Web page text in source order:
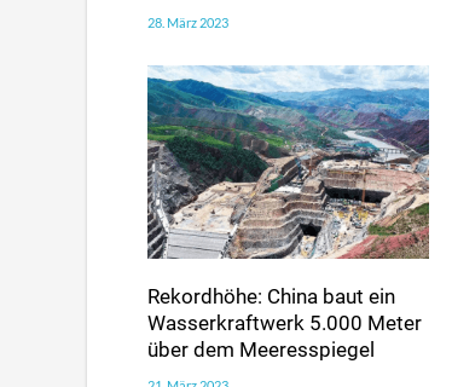
28. März 2023
Rekordhöhe: China baut ein
Wasserkraftwerk 5.000 Meter
über dem Meeresspiegel